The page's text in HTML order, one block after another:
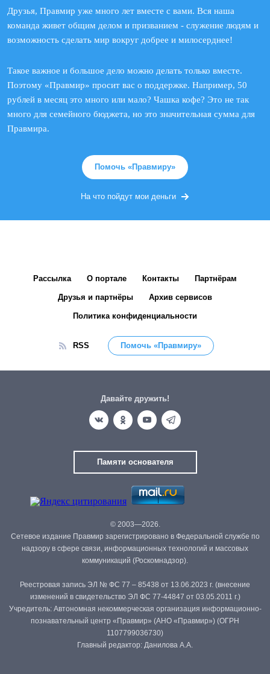
Друзья, Правмир уже много лет вместе с вами. Вся наша
команда живет общим делом и призванием - служение людям и
возможность сделать мир вокруг добрее и милосерднее!
Такое важное и большое дело можно делать только вместе.
Поэтому «Правмир» просит вас о поддержке. Например, 50
рублей в месяц это много или мало? Чашка кофе? Это не так
много для семейного бюджета, но это значительная сумма для
Правмира.
Помочь «Правмиру»
На что пойдут мои деньги
Рассылка О портале Контакты Партнёрам
Друзья и партнёры Архив сервисов
Политика конфиденциальности
RSS Помочь «Правмиру»
Давайте дружить!
Памяти основателя
© 2003—2026.
Сетевое издание Правмир зарегистрировано в Федеральной службе по
надзору в сфере связи, информационных технологий и массовых
коммуникаций (Роскомнадзор).
Реестровая запись ЭЛ № ФС 77 – 85438 от 13.06.2023 г. (внесение
изменений в свидетельство ЭЛ ФС 77-44847 от 03.05.2011 г.)
Учредитель: Автономная некоммерческая организация информационно-
познавательный центр «Правмир» (АНО «Правмир») (ОГРН
1107799036730)
Главный редактор: Данилова А.А.